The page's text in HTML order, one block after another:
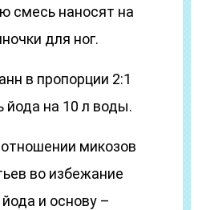
смесь наносят на
для ног.
в пропорции 2:1
йода на 10 л воды.
микозов
во избежание
и основу –